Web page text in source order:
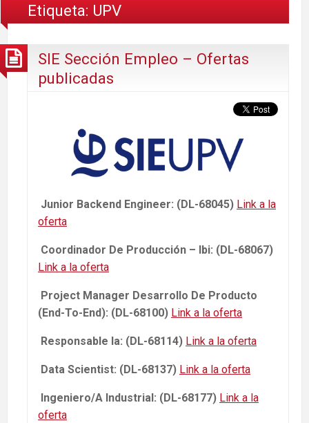
Etiqueta: UPV
SIE Sección Empleo – Ofertas
publicadas
Junior Backend Engineer: (DL-68045) Link a la
oferta
Coordinador De Producción – Ibi: (DL-68067)
Link a la oferta
Project Manager Desarrollo De Producto
(End-To-End): (DL-68100) Link a la oferta
Responsable Ia: (DL-68114) Link a la oferta
Data Scientist: (DL-68137) Link a la oferta
Ingeniero/A Industrial: (DL-68177) Link a la
oferta